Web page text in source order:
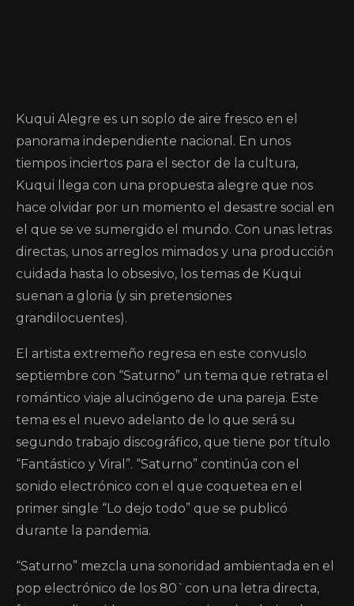
Kuqui Alegre es un soplo de aire fresco en el
panorama independiente nacional. En unos
tiempos inciertos para el sector de la cultura,
Kuqui llega con una propuesta alegre que nos
hace olvidar por un momento el desastre social en
el que se ve sumergido el mundo. Con unas letras
directas, unos arreglos mimados y una producción
cuidada hasta lo obsesivo, los temas de Kuqui
suenan a gloria (y sin pretensiones
grandilocuentes).
El artista extremeño regresa en este convuslo
septiembre con “Saturno” un tema que retrata el
romántico viaje alucinógeno de una pareja. Este
tema es el nuevo adelanto de lo que será su
segundo trabajo discográfico, que tiene por título
“Fantástico y Viral”. “Saturno” continúa con el
sonido electrónico con el que coquetea en el
primer single “Lo dejo todo” que se publicó
durante la pandemia.
“Saturno” mezcla una sonoridad ambientada en el
pop electrónico de los 80`con una letra directa,